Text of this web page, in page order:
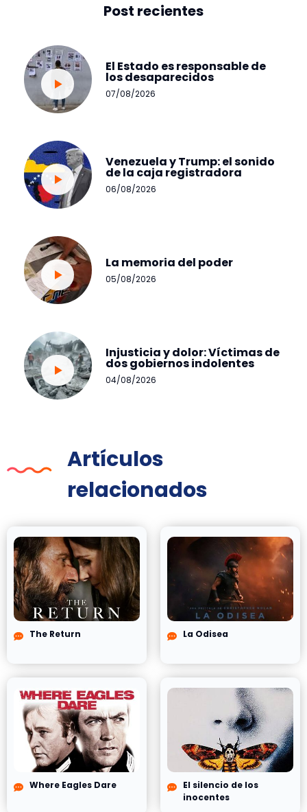
Post recientes
El Estado es responsable de
los desaparecidos
07/08/2026
Venezuela y Trump: el sonido
de la caja registradora
06/08/2026
La memoria del poder
05/08/2026
Injusticia y dolor: Víctimas de
dos gobiernos indolentes
04/08/2026
Artículos
relacionados
The Return La Odisea
Where Eagles Dare
El silencio de los
inocentes